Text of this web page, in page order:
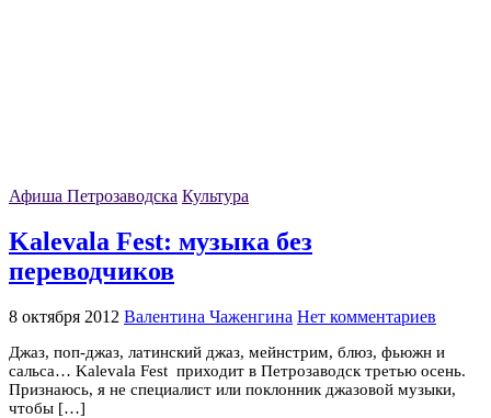
Афиша Петрозаводска Культура
Kalevala Fest: музыка без
переводчиков
8 октября 2012 Валентина Чаженгина Нет комментариев
Джаз, поп-джаз, латинский джаз, мейнстрим, блюз, фьюжн и
сальса… Kalevala Fest приходит в Петрозаводск третью осень.
Признаюсь, я не специалист или поклонник джазовой музыки,
чтобы […]